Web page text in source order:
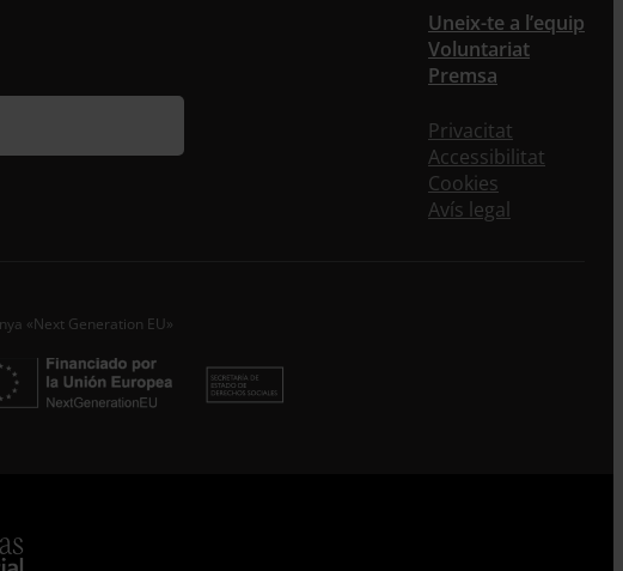
Uneix-te a l’equip
Voluntariat
Premsa
Privacitat
Accessibilitat
Cookies
Avís legal
«Next Generation EU»